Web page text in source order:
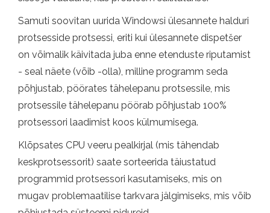
Samuti soovitan uurida Windowsi ülesannete halduri
protsesside protsessi, eriti kui ülesannete dispetšer
on võimalik käivitada juba enne etenduste riputamist
- seal näete (võib -olla), milline programm seda
põhjustab, pöörates tähelepanu protsessile, mis
protsessile tähelepanu pöörab põhjustab 100%
protsessori laadimist koos külmumisega.
Klõpsates CPU veeru pealkirjal (mis tähendab
keskprotsessorit) saate sorteerida täiustatud
programmid protsessori kasutamiseks, mis on
mugav problemaatilise tarkvara jälgimiseks, mis võib